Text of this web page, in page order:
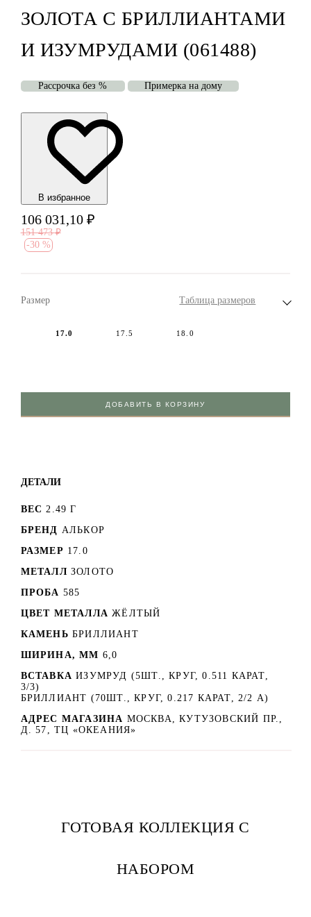
ЗОЛОТА С БРИЛЛИАНТАМИ
И ИЗУМРУДАМИ (061488)
Рассрочка без % Примерка на дому
В избранноe
106 031,10 ₽
151 473 ₽
-30 %
Размер Таблица размеров
17.0 17.5 18.0
ДОБАВИТЬ В КОРЗИНУ
ДЕТАЛИ
ВЕС 2.49 Г
БРЕНД АЛЬКОР
РАЗМЕР 17.0
МЕТАЛЛ ЗОЛОТО
ПРОБА 585
ЦВЕТ МЕТАЛЛА ЖЁЛТЫЙ
КАМЕНЬ БРИЛЛИАНТ
ШИРИНА, ММ 6,0
ВСТАВКА ИЗУМРУД (5ШТ., КРУГ, 0.511 КАРАТ,
3/3)
БРИЛЛИАНТ (70ШТ., КРУГ, 0.217 КАРАТ, 2/2 А)
АДРЕС МАГАЗИНА МОСКВА, КУТУЗОВСКИЙ ПР.,
Д. 57, ТЦ «ОКЕАНИЯ»
ГОТОВАЯ КОЛЛЕКЦИЯ С
НАБОРОМ